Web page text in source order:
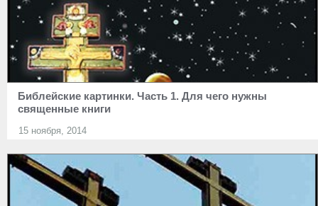
Библейские картинки. Часть 1. Для чего нужны
священные книги
15 ноября, 2014